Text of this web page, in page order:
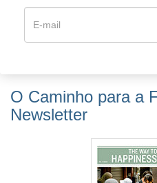
estatísticas mostram que a
escalada da violência andam
O Caminho para a
Newsletter